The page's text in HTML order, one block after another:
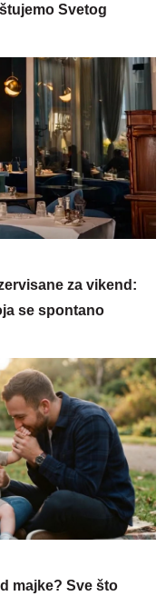
Svetog
za vikend:
se spontano
majke? Sve što